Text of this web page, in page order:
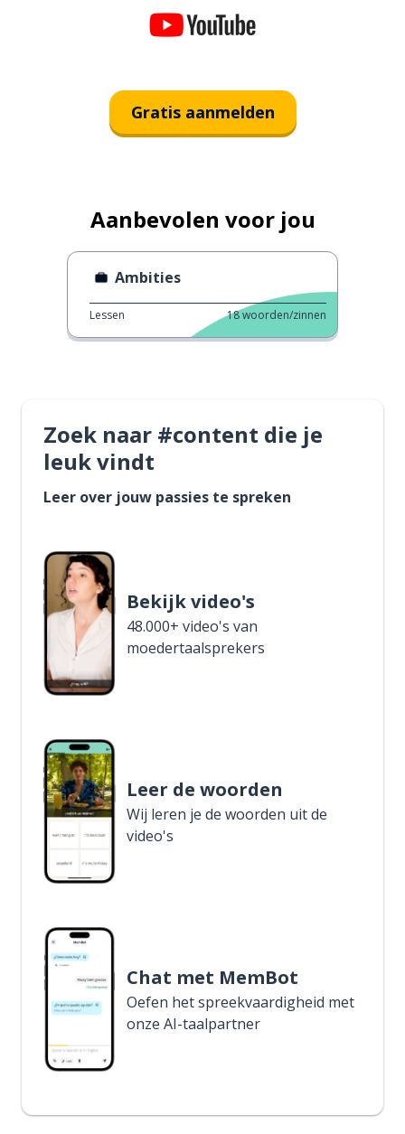
Gratis aanmelden
Aanbevolen voor jou
Ambities
Lessen 18woorden/zinnen
Zoek naar #content die je
leuk vindt
Leer over jouw passies te spreken
Bekijk video's
48.000+ video's van
moedertaalsprekers
Leer de woorden
Wij leren je de woorden uit de
video's
Chat met MemBot
Oefen het spreekvaardigheid met
onze AI-taalpartner